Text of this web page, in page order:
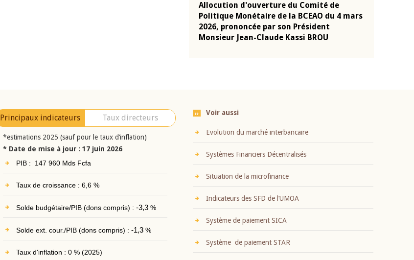
Allocution d'ouverture du Comité de
Politique Monétaire de la BCEAO du 4 mars
2026, prononcée par son Président
Monsieur Jean-Claude Kassi BROU
Principaux indicateurs Taux directeurs
*estimations 2025 (sauf pour le taux d’inflation)
* Date de mise à jour : 17 juin 2026
PIB : 147 960 Mds Fcfa
Taux de croissance : 6,6 %
Solde budgétaire/PIB (dons compris) : -3,3%
Solde ext. cour./PIB (dons compris) : -1,3%
Taux d'inflation : 0 % (2025)
Voir aussi
Evolution du marché interbancaire
Systèmes Financiers Décentralisés
Situation de la microfinance
Indicateurs des SFD de l’UMOA
Système de paiement SICA
Système de paiement STAR